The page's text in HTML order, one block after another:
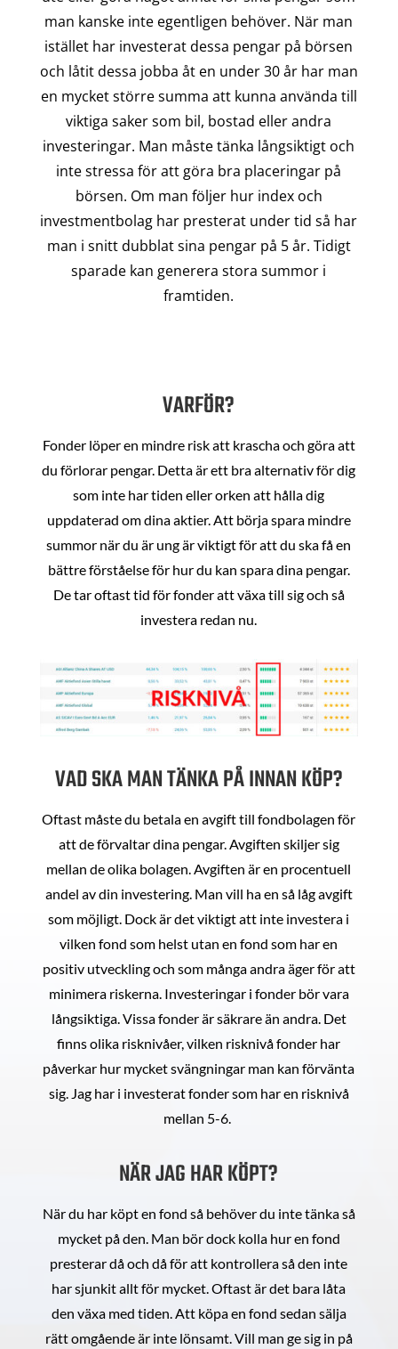
man kanske inte egentligen behöver. När man
istället har investerat dessa pengar på börsen
och låtit dessa jobba åt en under 30 år har man
en mycket större summa att kunna använda till
viktiga saker som bil, bostad eller andra
investeringar. Man måste tänka långsiktigt och
inte stressa för att göra bra placeringar på
börsen. Om man följer hur index och
investmentbolag har presterat under tid så har
man i snitt dubblat sina pengar på 5 år. Tidigt
sparade kan generera stora summor i
framtiden.
VARFÖR?
Fonder löper en mindre risk att krascha och göra att
du förlorar pengar. Detta är ett bra alternativ för dig
som inte har tiden eller orken att hålla dig
uppdaterad om dina aktier. Att börja spara mindre
summor när du är ung är viktigt för att du ska få en
bättre förståelse för hur du kan spara dina pengar.
De tar oftast tid för fonder att växa till sig och så
investera redan nu.
VAD SKA MAN TÄNKA PÅ INNAN KÖP?
Oftast måste du betala en avgift till fondbolagen för
att de förvaltar dina pengar. Avgiften skiljer sig
mellan de olika bolagen. Avgiften är en procentuell
andel av din investering. Man vill ha en så låg avgift
som möjligt. Dock är det viktigt att inte investera i
vilken fond som helst utan en fond som har en
positiv utveckling och som många andra äger för att
minimera riskerna. Investeringar i fonder bör vara
långsiktiga. Vissa fonder är säkrare än andra. Det
finns olika risknivåer, vilken risknivå fonder har
påverkar hur mycket svängningar man kan förvänta
sig. Jag har i investerat fonder som har en risknivå
mellan 5-6.
NÄR JAG HAR KÖPT?
När du har köpt en fond så behöver du inte tänka så
mycket på den. Man bör dock kolla hur en fond
presterar då och då för att kontrollera så den inte
har sjunkit allt för mycket. Oftast är det bara låta
den växa med tiden. Att köpa en fond sedan sälja
rätt omgående är inte lönsamt. Vill man ge sig in på